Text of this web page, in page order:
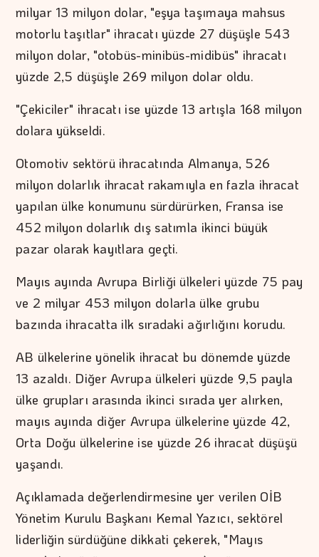
milyar 13 milyon dolar, "eşya taşımaya mahsus
motorlu taşıtlar" ihracatı yüzde 27 düşüşle 543
milyon dolar, "otobüs-minibüs-midibüs" ihracatı
yüzde 2,5 düşüşle 269 milyon dolar oldu.
"Çekiciler" ihracatı ise yüzde 13 artışla 168 milyon
dolara yükseldi.
Otomotiv sektörü ihracatında Almanya, 526
milyon dolarlık ihracat rakamıyla en fazla ihracat
yapılan ülke konumunu sürdürürken, Fransa ise
452 milyon dolarlık dış satımla ikinci büyük
pazar olarak kayıtlara geçti.
Mayıs ayında Avrupa Birliği ülkeleri yüzde 75 pay
ve 2 milyar 453 milyon dolarla ülke grubu
bazında ihracatta ilk sıradaki ağırlığını korudu.
AB ülkelerine yönelik ihracat bu dönemde yüzde
13 azaldı. Diğer Avrupa ülkeleri yüzde 9,5 payla
ülke grupları arasında ikinci sırada yer alırken,
mayıs ayında diğer Avrupa ülkelerine yüzde 42,
Orta Doğu ülkelerine ise yüzde 26 ihracat düşüşü
yaşandı.
Açıklamada değerlendirmesine yer verilen OİB
Yönetim Kurulu Başkanı Kemal Yazıcı, sektörel
liderliğin sürdüğüne dikkati çekerek, "Mayıs